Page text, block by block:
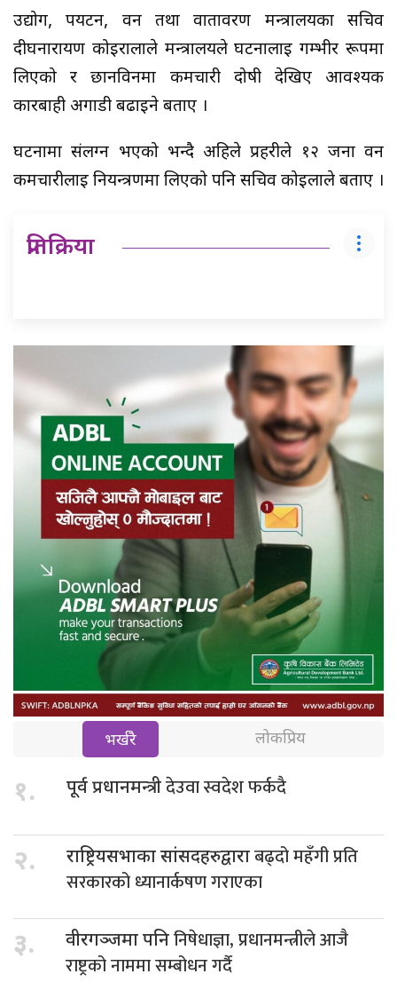
उद्योग, पर्यटन, वन तथा वातावरण मन्त्रालयका सचिव
दीर्घनारायण कोइरालाले मन्त्रालयले घटनालाई गम्भीर रूपमा
लिएको र छानविनमा कर्मचारी दोषी देखिए आवश्यक
कारबाही अगाडी बढाईने बताए ।
घटनामा संलग्न भएको भन्दै अहिले प्रहरीले १२ जना वन
कर्मचारीलाई नियन्त्रणमा लिएको पनि सचिव कोईलाले बताए ।
प्रतिक्रिया
भर्खरै लोकप्रिय
१. पूर्व प्रधानमन्त्रीदेउवा स्वदेश फर्कदै
२. राष्ट्रियसभाका सांसदहरुद्वाराबढ्दो महँगी प्रति
सरकारको ध्यानार्कषण गराएका
३. वीरगञ्जमा पनिनिषेधाज्ञा, प्रधानमन्त्रीले आजै
राष्ट्रको नाममा सम्बोधन गर्दै